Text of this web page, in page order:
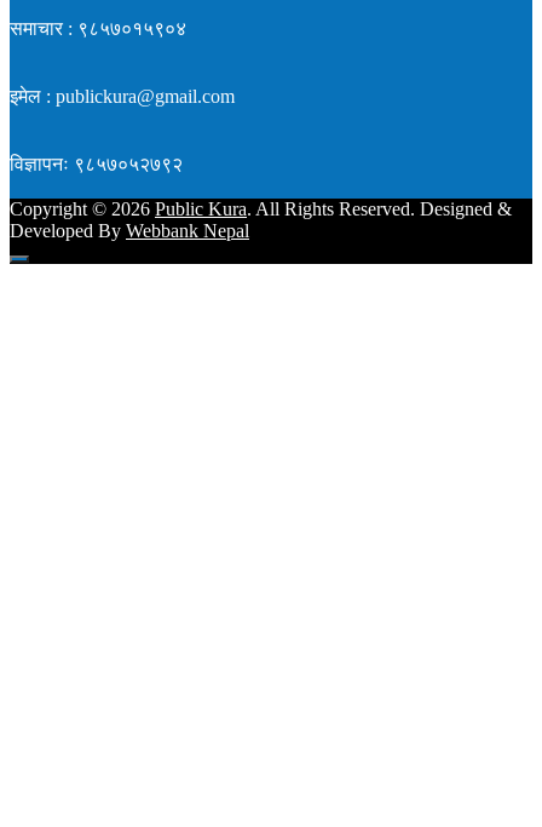
समाचार : ९८५७०१५९०४
इमेल : publickura@gmail.com
विज्ञापनः ९८५७०५२७९२
Copyright © 2026 Public Kura. All Rights Reserved. Designed &
Developed By Webbank Nepal